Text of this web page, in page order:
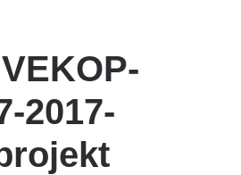
2017-